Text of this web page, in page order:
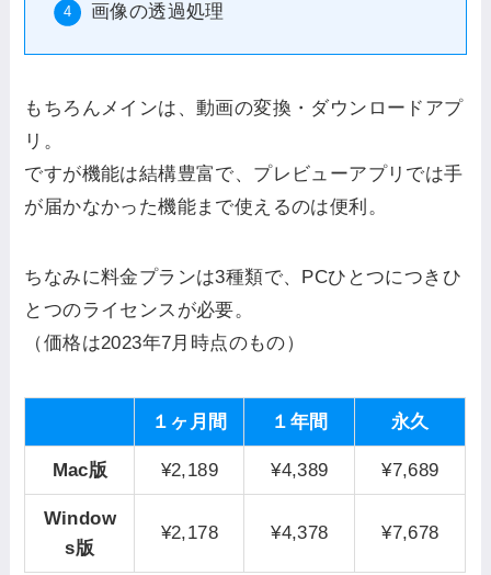
画像の透過処理
もちろんメインは、動画の変換・ダウンロードアプ
リ。
ですが機能は結構豊富で、プレビューアプリでは手
が届かなかった機能まで使えるのは便利。
ちなみに料金プランは3種類で、PCひとつにつきひ
とつのライセンスが必要。
（価格は2023年7月時点のもの）
１ヶ月間 １年間 永久
Mac版 ¥2,189 ¥4,389 ¥7,689
Window
s版
¥2,178‬ ¥4,378‬ ¥7,678‬